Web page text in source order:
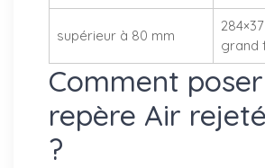
supérieur à 80 mm
grand
Comment
repère Air
?